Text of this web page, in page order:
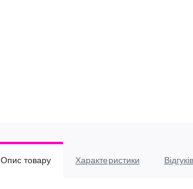
Опис товару Характеристики Відгуків